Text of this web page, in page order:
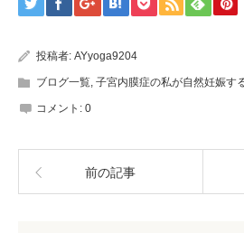
投稿者: AYyoga9204
ブログ一覧, 子宮内膜症の私が自然妊娠す
コメント: 0
前の記事